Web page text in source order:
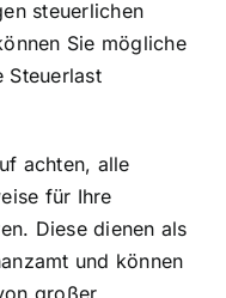
steuerlichen
Sie mögliche
Steuerlast
achten, alle
für Ihre
Diese dienen als
und können
großer